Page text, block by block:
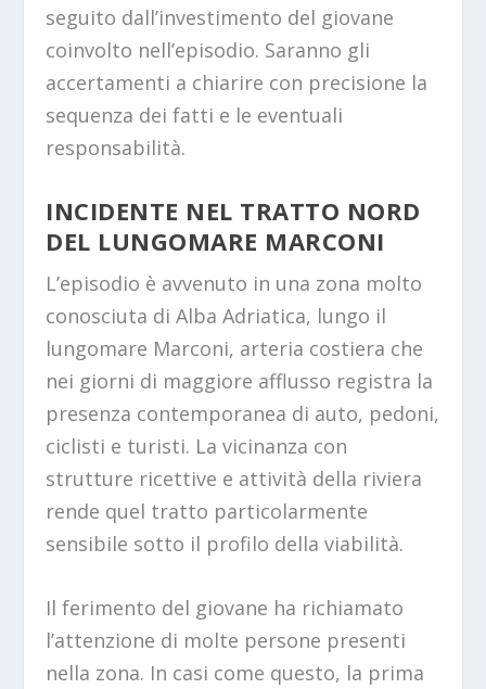
seguito dall’investimento del giovane
coinvolto nell’episodio. Saranno gli
accertamenti a chiarire con precisione la
sequenza dei fatti e le eventuali
responsabilità.
INCIDENTE NEL TRATTO NORD
DEL LUNGOMARE MARCONI
L’episodio è avvenuto in una zona molto
conosciuta di Alba Adriatica, lungo il
lungomare Marconi, arteria costiera che
nei giorni di maggiore afflusso registra la
presenza contemporanea di auto, pedoni,
ciclisti e turisti. La vicinanza con
strutture ricettive e attività della riviera
rende quel tratto particolarmente
sensibile sotto il profilo della viabilità.
Il ferimento del giovane ha richiamato
l’attenzione di molte persone presenti
nella zona. In casi come questo, la prima